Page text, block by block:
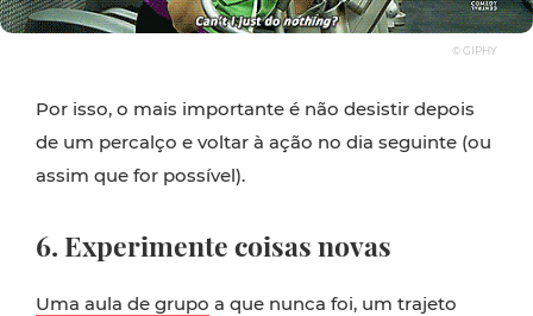
© GIPHY
Por isso, o mais importante é não desistir depois
de um percalço e voltar à ação no dia seguinte (ou
assim que for possível).
6. Experimente coisas novas
Uma aula de grupo a que nunca foi, um trajeto